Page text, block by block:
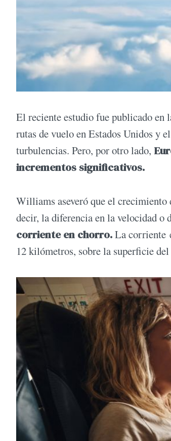
El reciente estudio fue publicado en
rutas de vuelo en Estados Unidos y
turbulencias. Pero, por otro lado,
incrementos significativos.
Williams aseveró que el crecimiento
decir, la diferencia en la velocidad o
corriente en chorro.La corriente
12 kilómetros, sobre la superficie